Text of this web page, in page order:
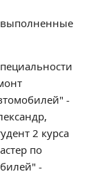
-
2 курса
по
-